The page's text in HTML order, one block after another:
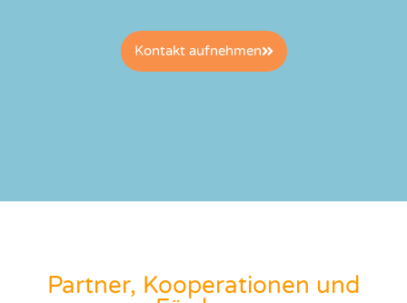
Kontakt aufnehmen
Partner, Kooperationen und